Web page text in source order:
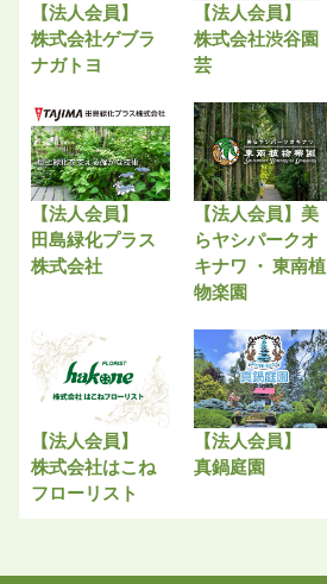
【法人会員】
株式会社ゲブラ
ナガトヨ
【法人会員】
株式会社渋谷園
芸
【法人会員】
田島緑化プラス
株式会社
【法人会員】美
らヤシパークオ
キナワ ・ 東南植
物楽園
【法人会員】
株式会社はこね
フローリスト
【法人会員】
真鍋庭園